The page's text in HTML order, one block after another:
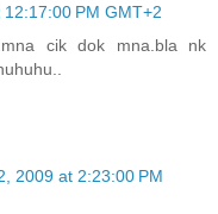
PM GMT+2
cik dok mna.bla nk
2009 at 2:23:00 PM